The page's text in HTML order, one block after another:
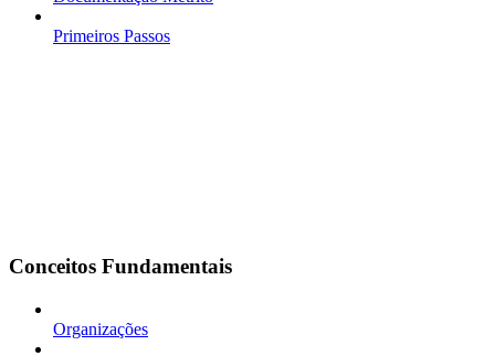
Primeiros Passos
Conceitos Fundamentais
Organizações